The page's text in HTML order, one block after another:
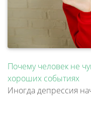
Почему человек не
хороших событиях